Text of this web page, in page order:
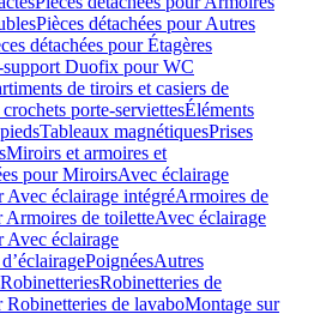
Pièces détachées pour Autres
détachées pour Étagères
Duofix pour WC
de tiroirs et casiers de
porte-serviettesÉléments
Tableaux magnétiquesPrises
Miroirs et armoires et
pour MiroirsAvec éclairage
Avec éclairage intégréArmoires de
Armoires de toiletteAvec éclairage
Avec éclairage
PoignéesAutres
RobinetteriesRobinetteries de
Robinetteries de lavaboMontage sur